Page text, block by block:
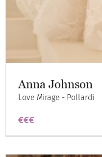
Anna Johnson
Love Mirage - Pollardi
€€€